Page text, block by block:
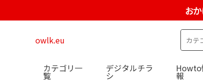
お
owlk.eu
カテゴリ一
覧
デジタルチラ
シ
Howto
報